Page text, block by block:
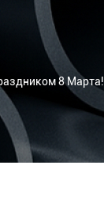
8 Марта!